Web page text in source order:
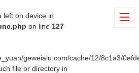
left on device in
on line 127
geweialu.com/cache/12/8c1a3/
file or directory in